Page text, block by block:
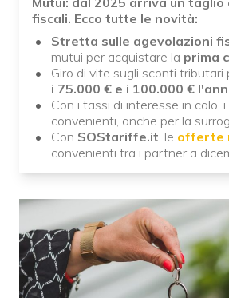
fiscali. Ecco tutte le novità:
Stretta sulle agevolazioni
mutui per acquistare la prima
Giro di vite sugli sconti tributari
i 75.000 € e i 100.000 €
Con i tassi di interesse in calo,
convenienti, anche per la
Con SOStariffe.it, le offerte
convenienti tra i partner a